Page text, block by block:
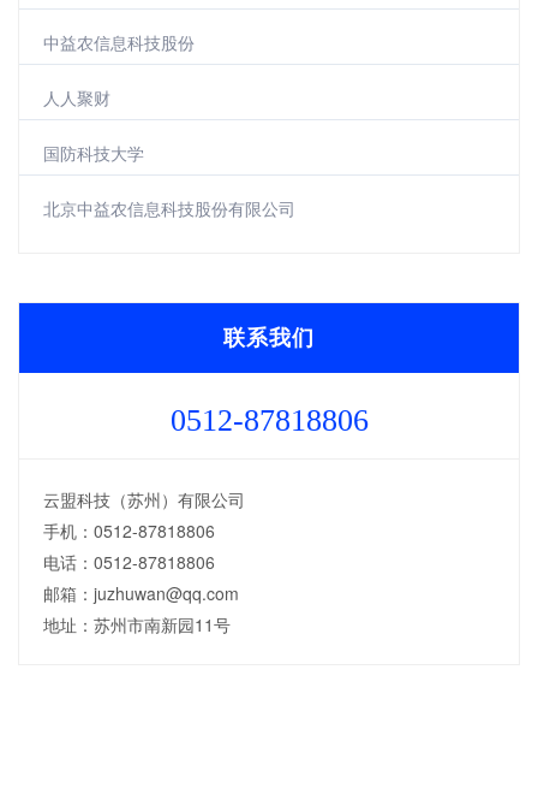
中益农信息科技股份
人人聚财
国防科技大学
北京中益农信息科技股份有限公司
联系我们
0512-87818806
云盟科技（苏州）有限公司
手机：0512-87818806
电话：0512-87818806
邮箱：juzhuwan@qq.com
地址：苏州市南新园11号